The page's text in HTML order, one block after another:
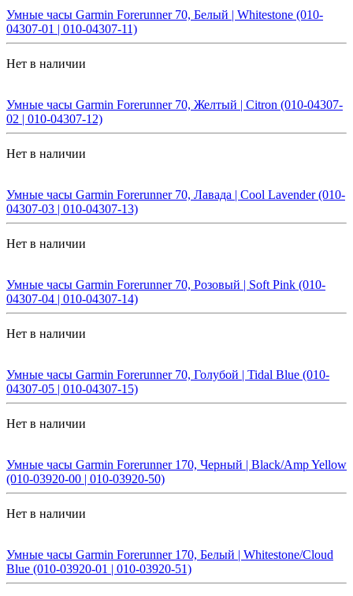
Умные часы Garmin Forerunner 70, Белый | Whitestone (010-
04307-01 | 010-04307-11)
Нет в наличии
Умные часы Garmin Forerunner 70, Желтый | Citron (010-04307-
02 | 010-04307-12)
Нет в наличии
Умные часы Garmin Forerunner 70, Лавада | Cool Lavender (010-
04307-03 | 010-04307-13)
Нет в наличии
Умные часы Garmin Forerunner 70, Розовый | Soft Pink (010-
04307-04 | 010-04307-14)
Нет в наличии
Умные часы Garmin Forerunner 70, Голубой | Tidal Blue (010-
04307-05 | 010-04307-15)
Нет в наличии
Умные часы Garmin Forerunner 170, Черный | Black/Amp Yellow
(010-03920-00 | 010-03920-50)
Нет в наличии
Умные часы Garmin Forerunner 170, Белый | Whitestone/Cloud
Blue (010-03920-01 | 010-03920-51)